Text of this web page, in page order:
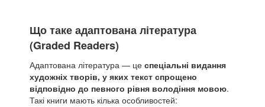
Що таке адаптована література
(Graded Readers)
Адаптована література — це спеціальні видання
художніх творів, у яких текст спрощено
відповідно до певного рівня володіння мовою.
Такі книги мають кілька особливостей: